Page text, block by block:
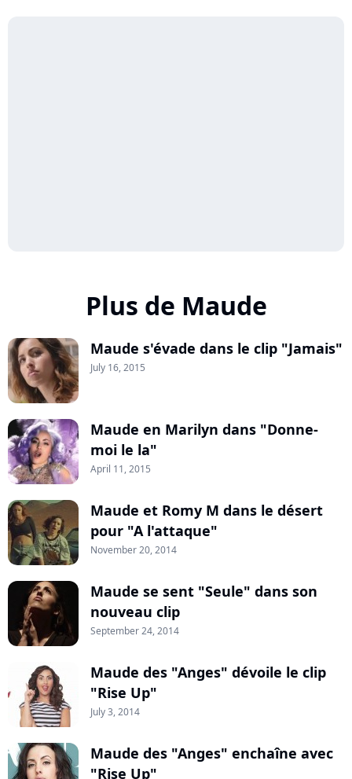
Plus de Maude
Maude s'évade dans le clip "Jamais"
July 16, 2015
Maude en Marilyn dans "Donne-
moi le la"
April 11, 2015
Maude et Romy M dans le désert
pour "A l'attaque"
November 20, 2014
Maude se sent "Seule" dans son
nouveau clip
September 24, 2014
Maude des "Anges" dévoile le clip
"Rise Up"
July 3, 2014
Maude des "Anges" enchaîne avec
"Rise Up"